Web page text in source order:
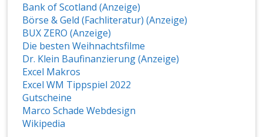
Bank of Scotland (Anzeige)
Börse & Geld (Fachliteratur) (Anzeige)
BUX ZERO (Anzeige)
Die besten Weihnachtsfilme
Dr. Klein Baufinanzierung (Anzeige)
Excel Makros
Excel WM Tippspiel 2022
Gutscheine
Marco Schade Webdesign
Wikipedia